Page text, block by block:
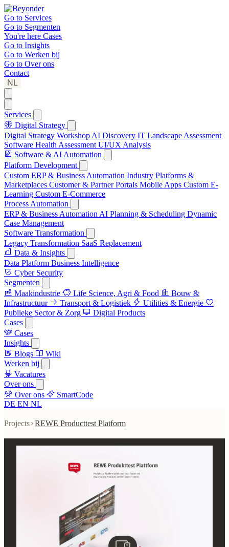
Go to Services
Go to Segmenten
You're here Cases
Go to Insights
Go to Werken bij
Go to Over ons
Contact
NL
Services
Digital Strategy
Digital Strategy Workshop AI Discovery IT Landscape Assessment
Software Health Assessment UI/UX Analysis
Software & AI Automation
Platform Development
Custom ERP & Business Automation Industry Platforms &
Marketplaces Customer & Partner Portals Mobile Apps Custom E-
Learning Custom E-Commerce
Process Automation
ERP & Business Automation AI Planning & Scheduling Dynamic
Case Management
Software Transformation
Legacy Transformation SaaS Replacement
Data & Insights
Data Platform Business Intelligence
Cyber Security
Segmenten
Maakindustrie
Life Science, Agri & Food
Bouw &
Infrastructuur
Transport & Logistiek
Utilities & Energie
Publieke Sector & Zorg
Digital Products
Cases
Cases
Insights
Blogs
Wiki
Werken bij
Vacatures
Over ons
Over ons
SmartCode
DE EN NL
Projects REWE Producttest Platform